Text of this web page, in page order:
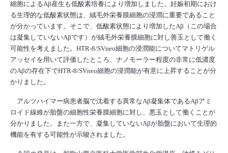
細胞によるAβ産生も低酸素培養により増加しました。妊娠初期におけ
る生理的な低酸素状態は、絨毛外栄養膜細胞の浸潤に重要であること
が分かっています。そこで、低酸素状態により増加したAβ（この場合
は凝集していないAβです）が絨毛外栄養膜細胞に対し善玉として働く
可能性を考えました。HTR-8/SVneo細胞の浸潤能についてマトリゲル
アッセイを用いて評価したところ、ナノモーラー程度の非常に低濃度
のAβの存在下でHTR-8/SVneo細胞の浸潤能が有意に上昇することが分
かりました。
アルツハイマー病患者脳で沈着する異常なAβ凝集体であるAβアミ
ロイド線維が胎盤の細胞性栄養膜細胞に対し、悪玉として働くことが
分かりました。また一方で、凝集していないAβが胎盤において生理的
機能を有する可能性が示唆されました。